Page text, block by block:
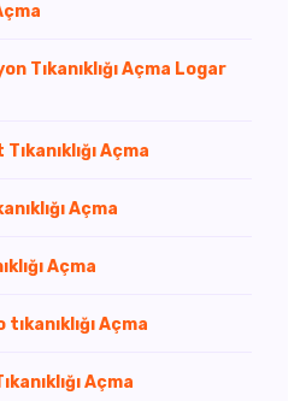
Tıkanıklığı Açma Logar
Açma
Açma
Açma
Açma
Açma